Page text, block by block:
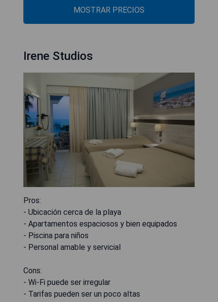
MOSTRAR PRECIOS
Irene Studios
Pros:
- Ubicación cerca de la playa
- Apartamentos espaciosos y bien equipados
- Piscina para niños
- Personal amable y servicial
Cons:
- Wi-Fi puede ser irregular
- Tarifas pueden ser un poco altas